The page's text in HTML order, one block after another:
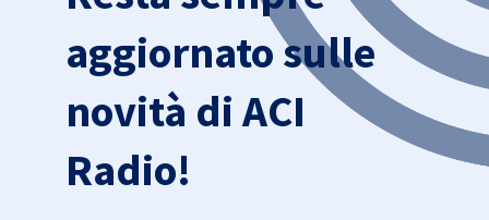
aggiornato sulle
novità di ACI
Radio!